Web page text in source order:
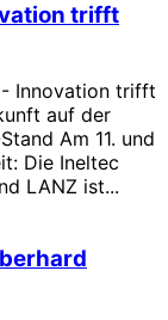
trifft
Innovation trifft
auf der
Am 11. und
Die Ineltec
LANZ ist...